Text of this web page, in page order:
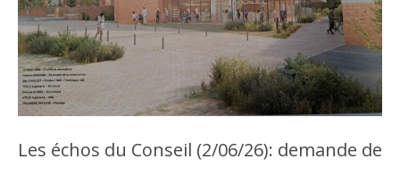
Les échos du Conseil (2/06/26): demande de